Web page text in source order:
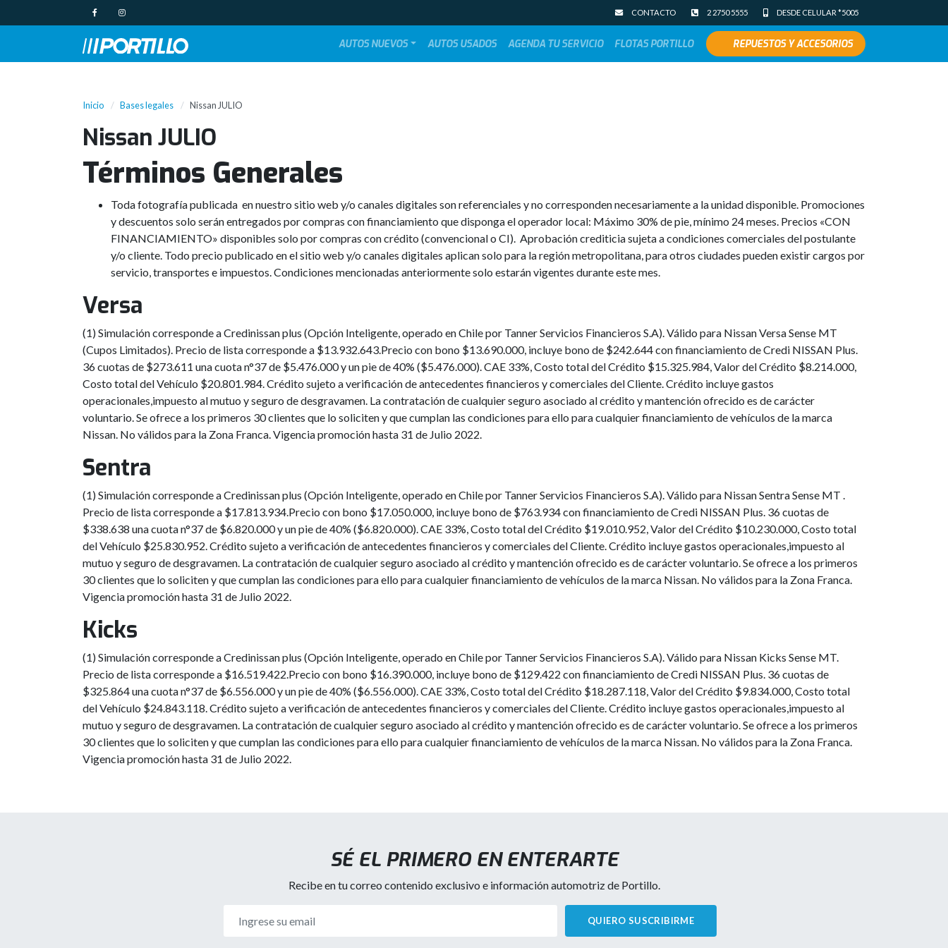
CONTACTO 2 2750 5555 DESDE CELULAR *5005
AUTOS NUEVOS AUTOS USADOS AGENDA TU SERVICIO FLOTAS PORTILLO REPUESTOS Y ACCESORIOS
Inicio Bases legales Nissan JULIO
Nissan JULIO
Términos Generales
Toda fotografía publicada en nuestro sitio web y/o canales digitales son referenciales y no corresponden necesariamente a la unidad disponible. Promociones
y descuentos solo serán entregados por compras con financiamiento que disponga el operador local: Máximo 30% de pie, mínimo 24 meses. Precios «CON
FINANCIAMIENTO» disponibles solo por compras con crédito (convencional o CI). Aprobación crediticia sujeta a condiciones comerciales del postulante
y/o cliente. Todo precio publicado en el sitio web y/o canales digitales aplican solo para la región metropolitana, para otros ciudades pueden existir cargos por
servicio, transportes e impuestos. Condiciones mencionadas anteriormente solo estarán vigentes durante este mes.
Versa
(1) Simulación corresponde a Credinissan plus (Opción Inteligente, operado en Chile por Tanner Servicios Financieros S.A). Válido para Nissan Versa Sense MT
(Cupos Limitados). Precio de lista corresponde a $13.932.643.Precio con bono $13.690.000, incluye bono de $242.644 con financiamiento de Credi NISSAN Plus.
36 cuotas de $273.611 una cuota n°37 de $5.476.000 y un pie de 40% ($5.476.000). CAE 33%, Costo total del Crédito $15.325.984, Valor del Crédito $8.214.000,
Costo total del Vehículo $20.801.984. Crédito sujeto a verificación de antecedentes financieros y comerciales del Cliente. Crédito incluye gastos
operacionales,impuesto al mutuo y seguro de desgravamen. La contratación de cualquier seguro asociado al crédito y mantención ofrecido es de carácter
voluntario. Se ofrece a los primeros 30 clientes que lo soliciten y que cumplan las condiciones para ello para cualquier financiamiento de vehículos de la marca
Nissan. No válidos para la Zona Franca. Vigencia promoción hasta 31 de Julio 2022.
Sentra
(1) Simulación corresponde a Credinissan plus (Opción Inteligente, operado en Chile por Tanner Servicios Financieros S.A). Válido para Nissan Sentra Sense MT .
Precio de lista corresponde a $17.813.934.Precio con bono $17.050.000, incluye bono de $763.934 con financiamiento de Credi NISSAN Plus. 36 cuotas de
$338.638 una cuota n°37 de $6.820.000 y un pie de 40% ($6.820.000). CAE 33%, Costo total del Crédito $19.010.952, Valor del Crédito $10.230.000, Costo total
del Vehículo $25.830.952. Crédito sujeto a verificación de antecedentes financieros y comerciales del Cliente. Crédito incluye gastos operacionales,impuesto al
mutuo y seguro de desgravamen. La contratación de cualquier seguro asociado al crédito y mantención ofrecido es de carácter voluntario. Se ofrece a los primeros
30 clientes que lo soliciten y que cumplan las condiciones para ello para cualquier financiamiento de vehículos de la marca Nissan. No válidos para la Zona Franca.
Vigencia promoción hasta 31 de Julio 2022.
Kicks
(1) Simulación corresponde a Credinissan plus (Opción Inteligente, operado en Chile por Tanner Servicios Financieros S.A). Válido para Nissan Kicks Sense MT.
Precio de lista corresponde a $16.519.422.Precio con bono $16.390.000, incluye bono de $129.422 con financiamiento de Credi NISSAN Plus. 36 cuotas de
$325.864 una cuota n°37 de $6.556.000 y un pie de 40% ($6.556.000). CAE 33%, Costo total del Crédito $18.287.118, Valor del Crédito $9.834.000, Costo total
del Vehículo $24.843.118. Crédito sujeto a verificación de antecedentes financieros y comerciales del Cliente. Crédito incluye gastos operacionales,impuesto al
mutuo y seguro de desgravamen. La contratación de cualquier seguro asociado al crédito y mantención ofrecido es de carácter voluntario. Se ofrece a los primeros
30 clientes que lo soliciten y que cumplan las condiciones para ello para cualquier financiamiento de vehículos de la marca Nissan. No válidos para la Zona Franca.
Vigencia promoción hasta 31 de Julio 2022.
SÉ EL PRIMERO EN ENTERARTE
Recibe en tu correo contenido exclusivo e información automotriz de Portillo.